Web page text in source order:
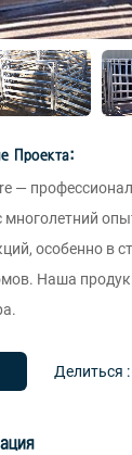
Проекта:
—
особенно в
Наша
Делиться :